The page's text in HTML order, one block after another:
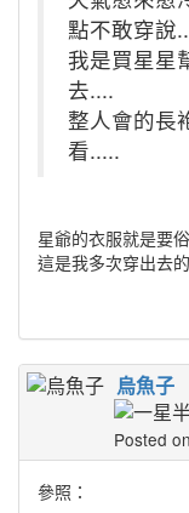
點不敢穿說
我是買星星
去....
整人會的長
看.....
星爺的衣服就是要
這是我多次穿出去
烏魚子
Posted
參照：